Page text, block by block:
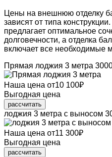
Цены на внешнюю отделку
зависят от типа конструкции.
предлагает оптимальное
долговечности, а отделка
включает все необходимые
Прямая лоджия 3 метра
Наша цена от10 100₽
Выгодная цена
рассчитать
лоджия 3 метра с выносом
Наша цена от11 300₽
Выгодная цена
рассчитать